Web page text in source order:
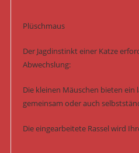
Plüschmaus
Der Jagdinstinkt einer Katze
Abwechslung:
Die kleinen Mäuschen bieten ein
gemeinsam oder auch
Die eingearbeitete Rassel wird